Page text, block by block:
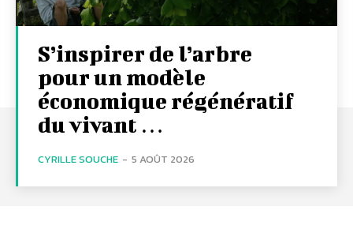
S’inspirer de l’arbre
pour un modèle
économique régénératif
du vivant …
CYRILLE SOUCHE - 5 AOÛT 2026